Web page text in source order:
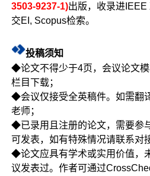
3503-9237-1)出版，收录进
交EI, Scopus检索。
投稿须知
◆论文不得少于4页，会议论文
栏目下载；
◆会议仅接受全英稿件。如需翻
老师；
◆已录用且注册的论文，需要参
可发表，如有特殊情况请联系对
◆论文应具有学术或实用价值，
议发表过。作者可通过